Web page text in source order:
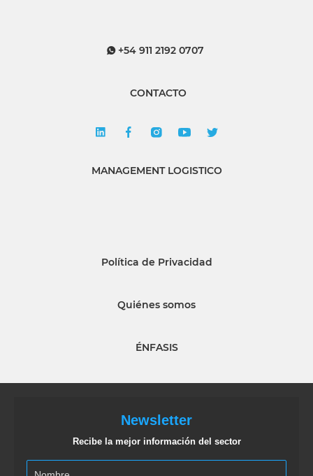
+54 911 2192 0707
CONTACTO
MANAGEMENT LOGISTICO
Política de Privacidad
Quiénes somos
ÉNFASIS
Newsletter
Recibe la mejor información del sector